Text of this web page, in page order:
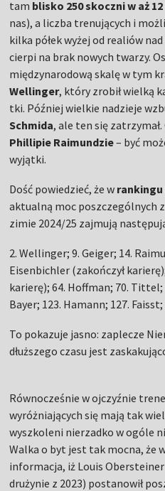
tam blisko 250 skoczni w aż
nas), a liczba trenujących i
kilka półek wyżej od realiów
cierpi na brak nowych twarzy.
międzynarodową skalę w tym
Wellinger, który zrobił wielką
tki. Później wielkie nadzieje
Schmida, ale ten się
Phillipie Raimundzie– być
wyjątki.
Dość powiedzieć, że w rankingu
aktualną moc poszczególnych
zimie 2024/25 zajmują
2. Wellinger; 9. Geiger; 14.
Eisenbichler (zakończył
karierę); 64. Hoffman; 70. Tittel;
Bayer; 123. Hamann; 127.
To pokazuje jasno: zaplecze
dłuższego czasu jest
Równocześnie w ojczyźnie
wyróżniających się mają tak
wyszkoleni nierzadko w ogóle
Walka o byt jest tak mocna, że
informacja, iż Louis
drużynie z 2023) postanowił